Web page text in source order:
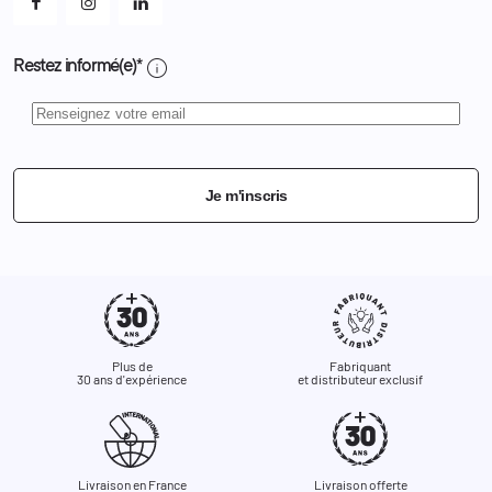
Restez informé(e)* info
Je m'inscris
Plus de
30 ans d'expérience
Fabriquant
et distributeur exclusif
Livraison en France
Livraison offerte